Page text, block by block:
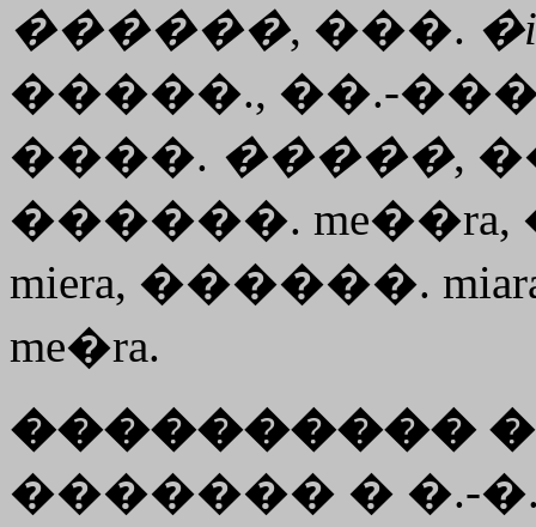
������, ���.
�����., ��.-
����. �����,
������. me��ra,
miera, ������.
me�ra.
����������
������� � �.-�.